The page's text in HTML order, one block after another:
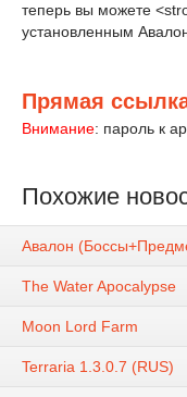
теперь вы можете
установленным
Прямая
Внимание: пароль к
Похожие
Авалон
The Water Apocalypse
Moon Lord Farm
Terraria 1.3.0.7 (RUS)